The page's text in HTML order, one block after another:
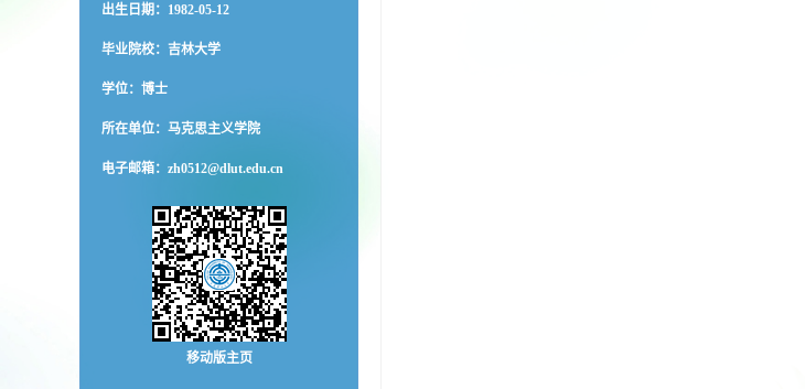
出生日期：1982-05-12
毕业院校：吉林大学
学位：博士
所在单位：马克思主义学院
电子邮箱： zh0512@dlut.edu.cn
移动版主页